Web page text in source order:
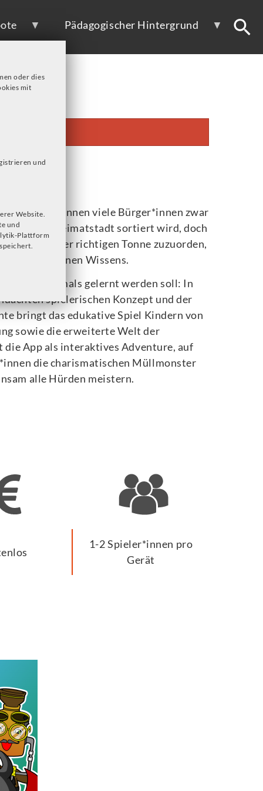
Pädagogischer Hintergrund
oder dies
mit
und
Website.
und
Plattform
Rede ist, können viele Bürger*innen zwar
in ihrer Heimatstadt sortiert wird, doch
der richtigen Tonne zuzuorden,
des eigenen Wissens.
erstmals gelernt werden soll: In
spielerischen Konzept und der
bringt das edukative Spiel Kindern von
sowie die erweiterte Welt der
App als interaktives Adventure, auf
die charismatischen Müllmonster
alle Hürden meistern.
1-2 Spieler*innen pro
Gerät